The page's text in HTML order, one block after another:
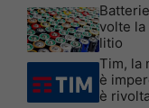
volte la
litio
Tim, la
è
è